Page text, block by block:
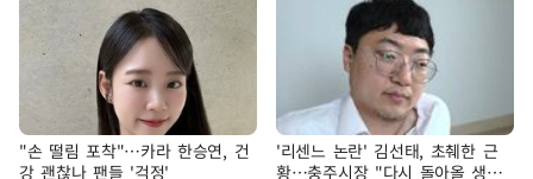
"손 떨림 포착"…카라 한승연, 건
강 괜찮나 팬들 '걱정'
'리센느 논란' 김선태, 초췌한 근
황…충주시장 "다시 돌아올 생